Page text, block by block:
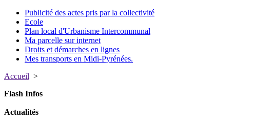
Publicité des actes pris par la collectivité
Ecole
Plan local d'Urbanisme Intercommunal
Ma parcelle sur internet
Droits et démarches en lignes
Mes transports en Midi-Pyrénées.
Accueil >
Flash Infos
Actualités